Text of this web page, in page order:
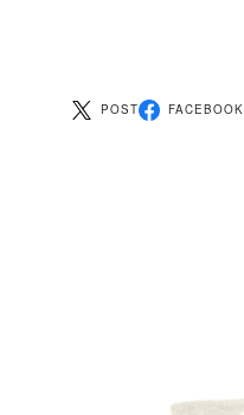
POST FACEBOOK